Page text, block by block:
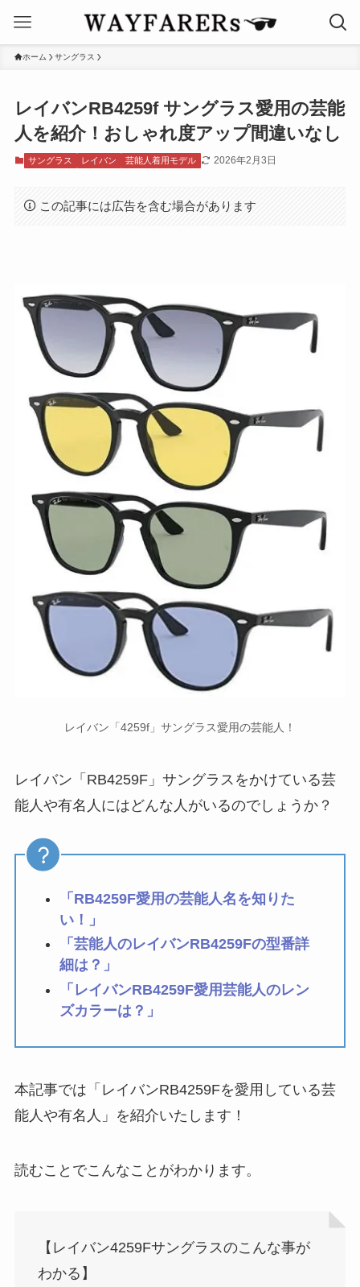
ホーム サングラス
レイバンRB4259f サングラス愛用の芸能
人を紹介！おしゃれ度アップ間違いなし
サングラス レイバン 芸能人着用モデル 2026年2月3日
この記事には広告を含む場合があります
レイバン「4259f」サングラス愛用の芸能人！
レイバン「RB4259F」サングラスをかけている芸
能人や有名人にはどんな人がいるのでしょうか？
「RB4259F愛用の芸能人名を知りた
い！」
「芸能人のレイバンRB4259Fの型番詳
細は？」
「レイバンRB4259F愛用芸能人のレン
ズカラーは？」
本記事では「レイバンRB4259Fを愛用している芸
能人や有名人」を紹介いたします！
読むことでこんなことがわかります。
【レイバン4259Fサングラスのこんな事が
わかる】